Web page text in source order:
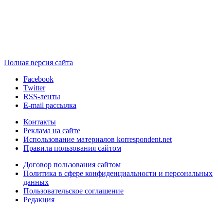
Полная версия сайта
Facebook
Twitter
RSS-ленты
E-mail рассылка
Контакты
Реклама на сайте
Использование материалов korrespondent.net
Правила пользования сайтом
Договор пользования сайтом
Политика в сфере конфиденциальности и персональных
данных
Пользовательское соглашение
Редакция